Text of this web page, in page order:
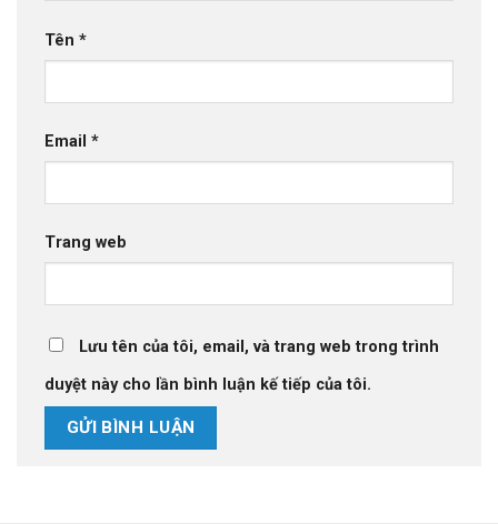
Tên *
Email *
Trang web
Lưu tên của tôi, email, và trang web trong trình
duyệt này cho lần bình luận kế tiếp của tôi.